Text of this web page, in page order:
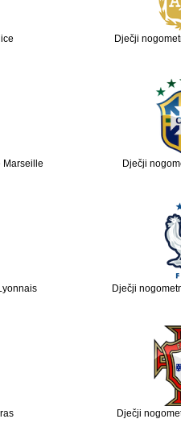
Marseille
Dječji
Dječji
Dječji
Dječji